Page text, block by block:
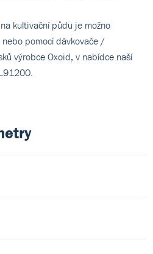
kultivační půdu je možno
pomocí dávkovače /
výrobce Oxoid, v nabídce naší